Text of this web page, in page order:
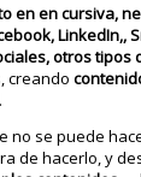
en en cursiva,
LinkedIn,,
otros tipos
creando
.
no se puede
de hacerlo, y